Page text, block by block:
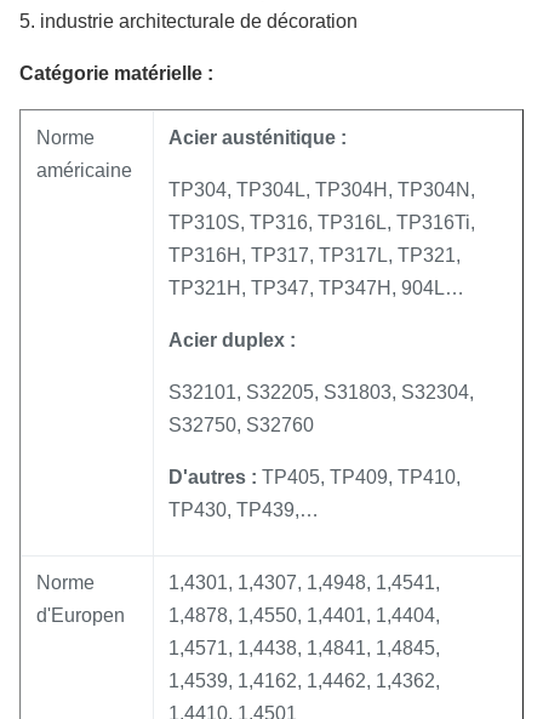
5. industrie architecturale de décoration
Catégorie matérielle :
Norme
américaine
Acier austénitique :
TP304, TP304L, TP304H, TP304N,
TP310S, TP316, TP316L, TP316Ti,
TP316H, TP317, TP317L, TP321,
TP321H, TP347, TP347H, 904L…
Acier duplex :
S32101, S32205, S31803, S32304,
S32750, S32760
D'autres : TP405, TP409, TP410,
TP430, TP439,…
Norme
d'Europen
1,4301, 1,4307, 1,4948, 1,4541,
1,4878, 1,4550, 1,4401, 1,4404,
1,4571, 1,4438, 1,4841, 1,4845,
1,4539, 1,4162, 1,4462, 1,4362,
1,4410, 1,4501